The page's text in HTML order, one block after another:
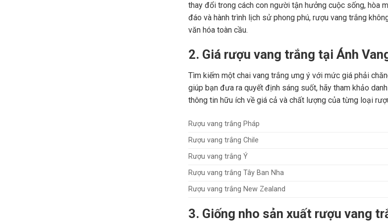
thay đổi trong cách con người tận hưởng cuộc sống, hòa
đáo và hành trình lịch sử phong phú, rượu vang trắng
văn hóa toàn cầu.
2. Giá rượu vang trắng tại Ánh
Tìm kiếm một chai vang trắng ưng ý với mức giá phải
giúp bạn đưa ra quyết định sáng suốt, hãy tham khảo
thông tin hữu ích về giá cả và chất lượng của từng loại
Rượu vang trắng Pháp
Rượu vang trắng Chile
Rượu vang trắng Ý
Rượu vang trắng Tây Ban Nha
Rượu vang trắng New Zealand
3. Giống nho sản xuất rượu vang